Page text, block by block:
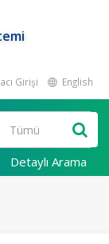
Girişi English
Detaylı Arama